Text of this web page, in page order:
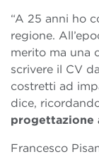
“A 25 anni ho
regione.
merito ma una
scrivere il CV
costretti ad
dice,
progettazione
Francesco